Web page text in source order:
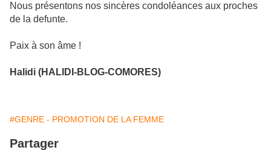
Nous présentons nos sincères condoléances aux proches
de la defunte.
Paix à son âme !
Halidi (HALIDI-BLOG-COMORES)
#GENRE - PROMOTION DE LA FEMME
Partager